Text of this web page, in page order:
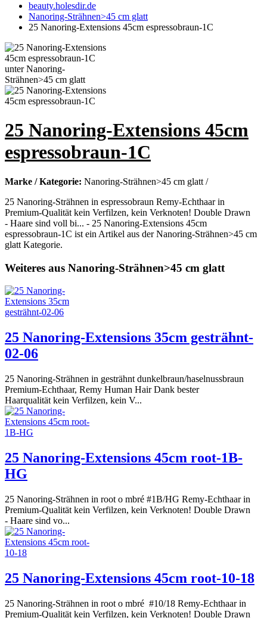
beauty.holesdir.de
Nanoring-Strähnen>45 cm glatt
25 Nanoring-Extensions 45cm espressobraun-1C
25 Nanoring-Extensions 45cm
espressobraun-1C
Marke / Kategorie: Nanoring-Strähnen>45 cm glatt /
25 Nanoring-Strähnen in espressobraun Remy-Echthaar in
Premium-Qualität kein Verfilzen, kein Verknoten! Double Drawn
- Haare sind voll bi... - 25 Nanoring-Extensions 45cm
espressobraun-1C ist ein Artikel aus der Nanoring-Strähnen>45 cm
glatt Kategorie.
Weiteres aus Nanoring-Strähnen>45 cm glatt
25 Nanoring-Extensions 35cm gesträhnt-
02-06
25 Nanoring-Strähnen in gesträhnt dunkelbraun/haselnussbraun
Premium-Echthaar, Remy Human Hair Dank bester
Haarqualität kein Verfilzen, kein V...
25 Nanoring-Extensions 45cm root-1B-
HG
25 Nanoring-Strähnen in root o mbré #1B/HG Remy-Echthaar in
Premium-Qualität kein Verfilzen, kein Verknoten! Double Drawn
- Haare sind vo...
25 Nanoring-Extensions 45cm root-10-18
25 Nanoring-Strähnen in root o mbré #10/18 Remy-Echthaar in
Premium-Qualität kein Verfilzen, kein Verknoten! Double Drawn